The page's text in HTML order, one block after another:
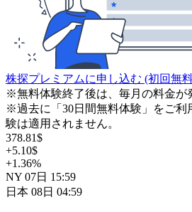
株探プレミアムに申し込む (初回無
※無料体験終了後は、毎月の料金が
※過去に「30日間無料体験」をご利
験は適用されません。
378.81$
+5.10$
+1.36%
NY 07日 15:59
日本 08日 04:59